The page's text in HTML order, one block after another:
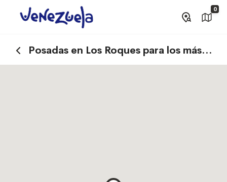
0
Posadas en Los Roques para los más
aventureros